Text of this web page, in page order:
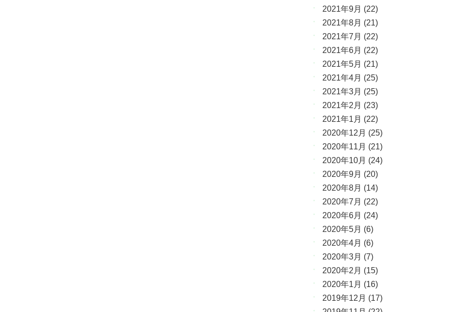
2021年9月 (22)
2021年8月 (21)
2021年7月 (22)
2021年6月 (22)
2021年5月 (21)
2021年4月 (25)
2021年3月 (25)
2021年2月 (23)
2021年1月 (22)
2020年12月 (25)
2020年11月 (21)
2020年10月 (24)
2020年9月 (20)
2020年8月 (14)
2020年7月 (22)
2020年6月 (24)
2020年5月 (6)
2020年4月 (6)
2020年3月 (7)
2020年2月 (15)
2020年1月 (16)
2019年12月 (17)